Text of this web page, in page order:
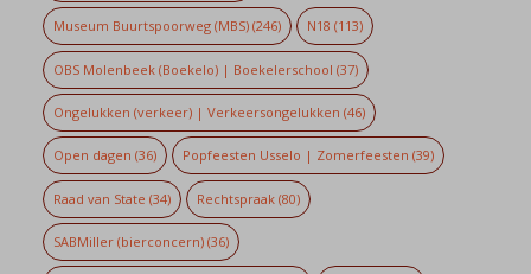
Museum Buurtspoorweg (MBS)(246) N18 (113)
OBS Molenbeek (Boekelo) | Boekelerschool (37)
Ongelukken (verkeer) | Verkeersongelukken (46)
Open dagen (36) Popfeesten Usselo | Zomerfeesten (39)
Raad van State (34) Rechtspraak (80)
SABMiller (bierconcern)(36)